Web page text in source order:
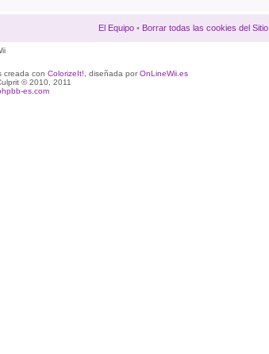
El Equipo • Borrar todas las cookies del Sitio
creada con ColorizeIt! , diseñada porOnLineWii.es
© 2010, 2011
es.com